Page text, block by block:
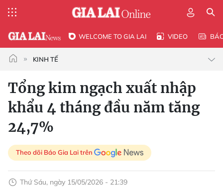
WELCOME TO GIA LAI VIDEO
KINH TẾ
Tổng kim ngạch xuất nhập
khẩu 4 tháng đầu năm tăng
24,7%
Theo dõi Báo Gia Lai trên
Thứ Sáu, ngày 15/05/2026 - 21:39